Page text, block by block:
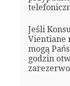
Jeśli
Vientiane
mogą
godzin